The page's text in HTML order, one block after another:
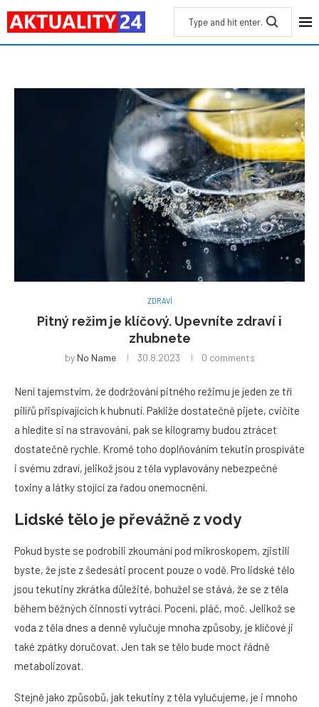
ZDRAVÍ
Pitný režim je klíčový. Upevníte zdraví i
zhubnete
by No Name 30.8.2023 0 comments
Není tajemstvím, že dodržování pitného režimu je jeden ze tří
pilířů přispívajících k hubnutí. Pakliže dostatečně pijete, cvičíte
a hledíte si na stravování, pak se kilogramy budou ztrácet
dostatečně rychle. Kromě toho doplňováním tekutin prospíváte
i svému zdraví, jelikož jsou z těla vyplavovány nebezpečné
toxiny a látky stojící za řadou onemocnění.
Lidské tělo je převážně z vody
Pokud byste se podrobili zkoumání pod mikroskopem, zjistili
byste, že jste z šedesáti procent pouze o vodě. Pro lidské tělo
jsou tekutiny zkrátka důležité, bohužel se stává, že se z těla
během běžných činností vytrácí. Pocení, pláč, moč. Jelikož se
voda z těla dnes a denně vylučuje mnoha způsoby, je klíčové ji
také zpátky doručovat. Jen tak se tělo bude moct řádně
metabolizovat.
Stejně jako způsobů, jak tekutiny z těla vylučujeme, je i mnoho